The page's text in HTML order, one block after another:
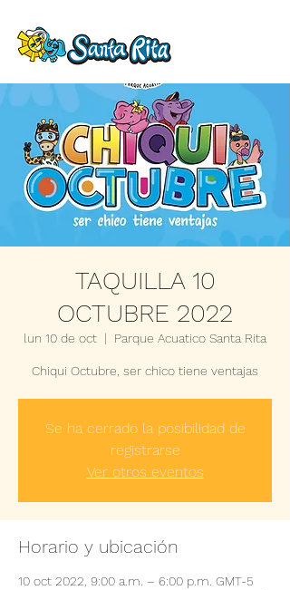
TAQUILLA 10
OCTUBRE 2022
lun 10 de oct
  |
Parque Acuatico Santa Rita
Chiqui Octubre, ser chico tiene ventajas
Se ha cerrado la posibilidad de
registrarse
Ver otros eventos
Horario y ubicación
10 oct 2022, 9:00 a.m. – 6:00 p.m. GMT-5